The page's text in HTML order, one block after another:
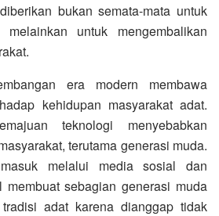
bukan semata-mata untuk
melainkan untuk mengembalikan
era modern membawa
kehidupan masyarakat adat.
teknologi menyebabkan
terutama generasi muda.
melalui media sosial dan
membuat sebagian generasi muda
adat karena dianggap tidak